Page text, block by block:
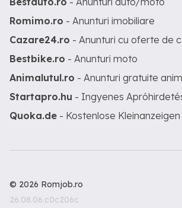
Romimo.ro - Anunturi imobiliare
Cazare24.ro - Anunturi cu oferte de
Bestbike.ro - Anunturi moto
Animalutul.ro - Anunturi gratuite
Startapro.hu - Ingyenes
Quoka.de - Kostenlose Kleinanzeigen
© 2026 Romjob.ro
26.08.06.c0c206c